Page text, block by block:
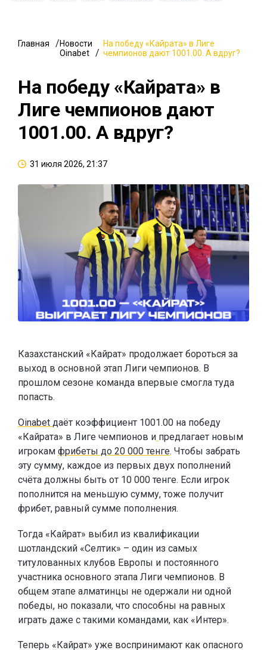
Главная
Новости
Oinabet
На победу «Кайрата» в Лиге
чемпионов дают 1001.00. А вдруг?
На победу «Кайрата» в
Лиге чемпионов дают
1001.00. А вдруг?
31 июля 2026, 21:37
Казахстанский «Кайрат» продолжает бороться за
выход в основной этап Лиги чемпионов. В
прошлом сезоне команда впервые смогла туда
попасть.
Oinabet даёт коэффициент 1001.00 на победу
«Кайрата» в Лиге чемпионов и предлагает новым
игрокам фрибеты до 20 000 тенге. Чтобы забрать
эту сумму, каждое из первых двух пополнений
счёта должны быть от 10 000 тенге. Если игрок
пополнится на меньшую сумму, тоже получит
фрибет, равный сумме пополнения.
Тогда «Кайрат» выбил из квалификации
шотландский «Селтик» – один из самых
титулованных клубов Европы и постоянного
участника основного этапа Лиги чемпионов. В
общем этапе алматинцы не одержали ни одной
победы, но показали, что способны на равных
играть даже с такими командами, как «Интер».
Теперь «Кайрат» уже воспринимают как опасного